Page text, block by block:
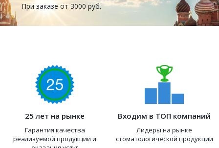
При заказе от 3000 руб.
25 лет на рынке
Гарантия качества
реализуемой продукции и
Входим в ТОП компаний
Лидеры на рынке
стоматологической продукции